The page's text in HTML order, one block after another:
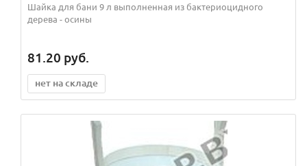
Шайка для бани 9 л выполненная из бактериоцидного
дерева - осины
81.20 руб.
нет на складе